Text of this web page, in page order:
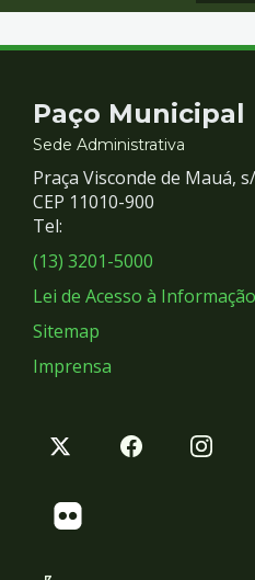
Contato
e
Redes
Sociais
Paço Municipal
Sede Administrativa
Praça Visconde de Mauá,
CEP 11010-900
Tel:
(13) 3201-5000
Lei de Acesso à Informação
Sitemap
Imprensa